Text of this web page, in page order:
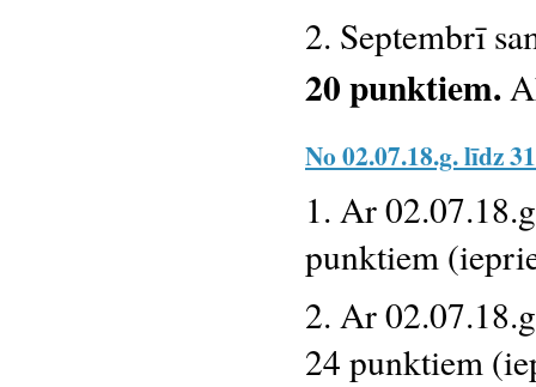
2. Septembrī
20 punktiem.
No 02.07.18.g. līdz
1. Ar
punktiem
2. Ar
24 punktiem